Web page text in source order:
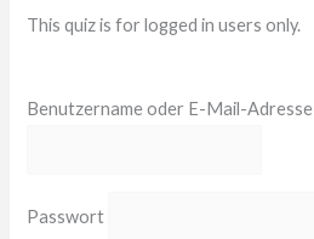
This quiz is for logged in users only.
Benutzername oder E-Mail-Adresse
Passwort